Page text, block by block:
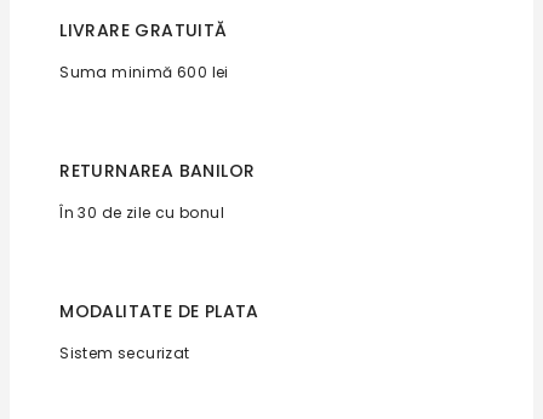
LIVRARE GRATUITĂ
Suma minimă 600 lei
RETURNAREA BANILOR
În 30 de zile cu bonul
MODALITATE DE PLATA
Sistem securizat